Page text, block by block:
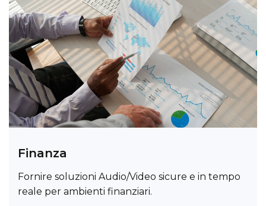
Finanza
Fornire soluzioni Audio/Video sicure e in tempo
reale per ambienti finanziari.